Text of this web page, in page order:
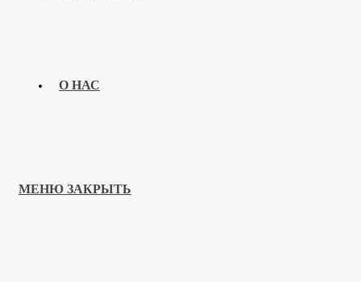
О НАС
МЕНЮ ЗАКРЫТЬ